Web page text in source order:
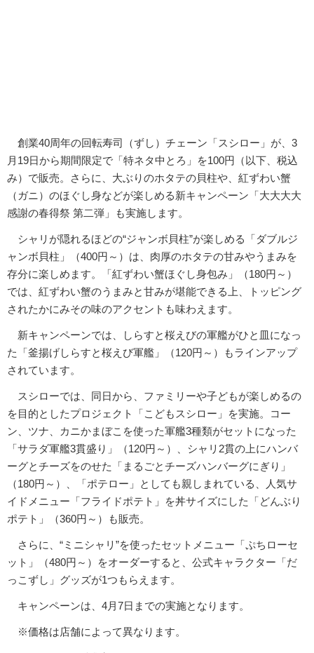
創業40周年の回転寿司（ずし）チェーン「スシロー」が、3
月19日から期間限定で「特ネタ中とろ」を100円（以下、税込
み）で販売。さらに、大ぶりのホタテの貝柱や、紅ずわい蟹
（ガニ）のほぐし身などが楽しめる新キャンペーン「大大大大
感謝の春得祭 第二弾」も実施します。
シャリが隠れるほどの“ジャンボ貝柱”が楽しめる「ダブルジ
ャンボ貝柱」（400円～）は、肉厚のホタテの甘みやうまみを
存分に楽しめます。「紅ずわい蟹ほぐし身包み」（180円～）
では、紅ずわい蟹のうまみと甘みが堪能できる上、トッピング
されたかにみその味のアクセントも味わえます。
新キャンペーンでは、しらすと桜えびの軍艦がひと皿になっ
た「釜揚げしらすと桜えび軍艦」（120円～）もラインアップ
されています。
スシローでは、同日から、ファミリーや子どもが楽しめるの
を目的としたプロジェクト「こどもスシロー」を実施。コー
ン、ツナ、カニかまぼこを使った軍艦3種類がセットになった
「サラダ軍艦3貫盛り」（120円～）、シャリ2貫の上にハンバ
ーグとチーズをのせた「まるごとチーズハンバーグにぎり」
（180円～）、「ポテロー」としても親しまれている、人気サ
イドメニュー「フライドポテト」を丼サイズにした「どんぶり
ポテト」（360円～）も販売。
さらに、“ミニシャリ”を使ったセットメニュー「ぷちローセ
ット」（480円～）をオーダーすると、公式キャラクター「だ
っこずし」グッズが1つもらえます。
キャンペーンは、4月7日までの実施となります。
※価格は店舗によって異なります。